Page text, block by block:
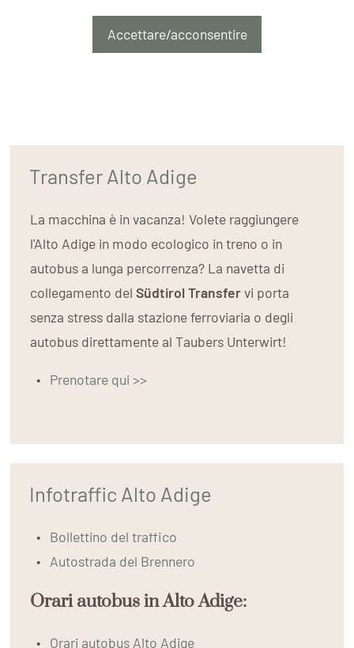
Accettare/acconsentire
Transfer Alto Adige
La macchina è in vacanza! Volete raggiungere
l'Alto Adige in modo ecologico in treno o in
autobus a lunga percorrenza? La navetta di
collegamento delSüdtirol Transfervi porta
senza stress dalla stazione ferroviaria o degli
autobus direttamente al Taubers Unterwirt!
Prenotare qui >>
Infotraffic Alto Adige
Bollettino del traffico
Autostrada del Brennero
Orari autobus in Alto Adige:
Orari autobus Alto Adige